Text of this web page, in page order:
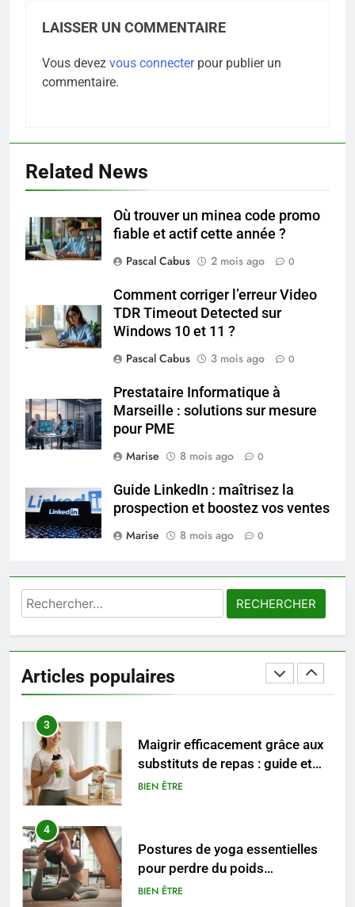
LAISSER UN COMMENTAIRE
Vous devez vous connecterpour publier un
commentaire.
Related News
Où trouver un minea code promo
fiable et actif cette année ?
Pascal Cabus
2 mois ago 0
Comment corriger l’erreur Video
TDR Timeout Detected sur
Windows 10 et 11 ?
Pascal Cabus
3 mois ago 0
Prestataire Informatique à
Marseille : solutions sur mesure
pour PME
Marise
8 mois ago 0
Guide LinkedIn : maîtrisez la
prospection et boostez vos ventes
Marise
8 mois ago 0
Rechercher :
Articles populaires
Les secrets révélés pour une
peau éclatante grâce à The
Ordinary
SANTÉ
7
Prévenir les chutes chez les
exercices
BIEN ÊTRE
8
Voyance à La Rochelle : où
trouver un accompagnement
1
Les tendances mode qui
MODE
2
ENTREPRISE
3
Maigrir efficacement grâce aux
substituts de repas : guide et
conseils pratiques
BIEN ÊTRE
4
Postures de yoga essentielles
pour perdre du poids
rapidement et durable
BIEN ÊTRE